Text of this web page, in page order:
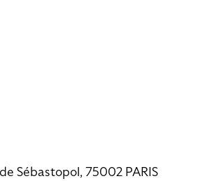
Sébastopol, 75002 PARIS